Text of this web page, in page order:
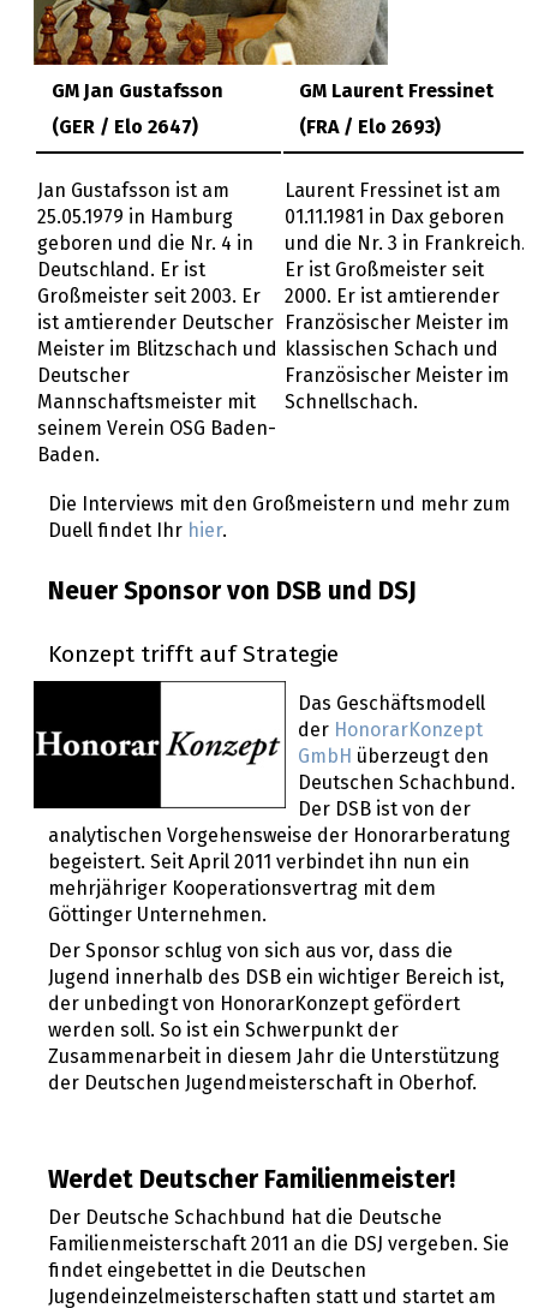
GM Jan Gustafsson
(GER / Elo 2647)
GM Laurent Fressinet
(FRA / Elo 2693)
Jan Gustafsson ist am
25.05.1979 in Hamburg
geboren und die Nr. 4 in
Deutschland. Er ist
Großmeister seit 2003. Er
ist amtierender Deutscher
Meister im Blitzschach und
Deutscher
Mannschaftsmeister mit
seinem Verein OSG Baden-
Baden.
Laurent Fressinet ist am
01.11.1981 in Dax geboren
und die Nr. 3 in Frankreich.
Er ist Großmeister seit
2000. Er ist amtierender
Französischer Meister im
klassischen Schach und
Französischer Meister im
Schnellschach.
Die Interviews mit den Großmeistern und mehr zum
Duell findet Ihr hier.
Neuer Sponsor von DSB und DSJ
Konzept trifft auf Strategie
Das Geschäftsmodell
der HonorarKonzept
GmbH überzeugt den
Deutschen Schachbund.
Der DSB ist von der
analytischen Vorgehensweise der Honorarberatung
begeistert. Seit April 2011 verbindet ihn nun ein
mehrjähriger Kooperationsvertrag mit dem
Göttinger Unternehmen.
Der Sponsor schlug von sich aus vor, dass die
Jugend innerhalb des DSB ein wichtiger Bereich ist,
der unbedingt von HonorarKonzept gefördert
werden soll. So ist ein Schwerpunkt der
Zusammenarbeit in diesem Jahr die Unterstützung
der Deutschen Jugendmeisterschaft in Oberhof.
Werdet Deutscher Familienmeister!
Der Deutsche Schachbund hat die Deutsche
Familienmeisterschaft 2011 an die DSJ vergeben. Sie
findet eingebettet in die Deutschen
Jugendeinzelmeisterschaften statt und startet am